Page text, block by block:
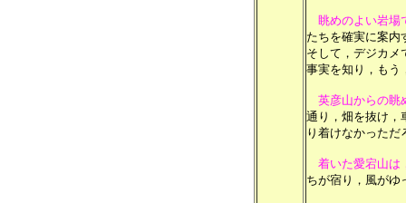
眺めのよい岩場
たちを確実に案内
そして，デジカメ
事実を知り，もう
英彦山からの眺
通り，畑を抜け，
り着けなかっただ
着いた愛宕山は
ちが宿り，風がゆ